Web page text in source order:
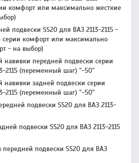
комфорт или максимально жесткие
подвески SS20 для ВАЗ 2113-2115 -
серии комфорт или максимально
- на выбор)
передней подвески серии
2115 (переменный шаг) "-50"
задней подвески серии
2115 (переменный шаг) "-50"
подвески SS20 для ВАЗ 2113-
подвески SS20 для ВАЗ 2113-2115
передней подвески SS20 для ВАЗ